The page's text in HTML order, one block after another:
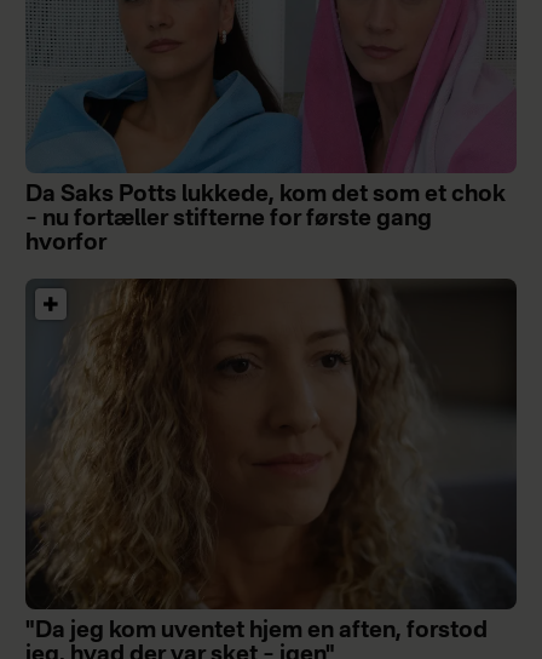
Da Saks Potts lukkede, kom det som et chok
– nu fortæller stifterne for første gang
hvorfor
"Da jeg kom uventet hjem en aften, forstod